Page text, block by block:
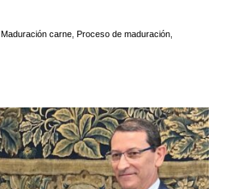
Maduración carne, Proceso de maduración,